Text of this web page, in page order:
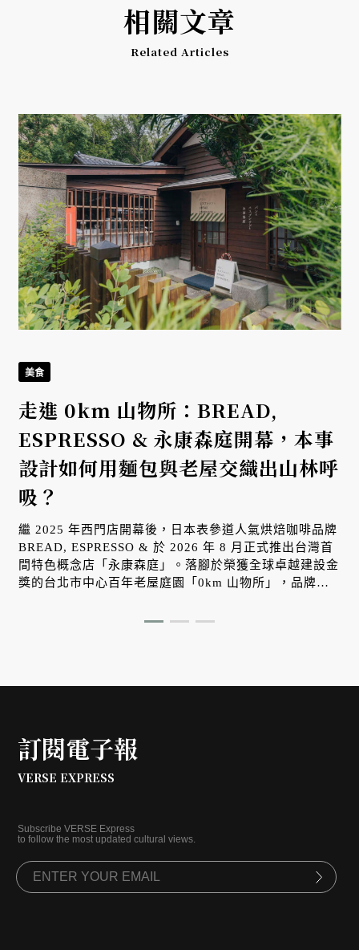
相關文章
Related Articles
美食
走進 0km 山物所：BREAD,
ESPRESSO & 永康森庭開幕，本事
設計如何用麵包與老屋交織出山林呼
吸？
繼 2025 年西門店開幕後，日本表參道人氣烘焙咖啡品牌
BREAD, ESPRESSO & 於 2026 年 8 月正式推出台灣首
間特色概念店「永康森庭」。落腳於榮獲全球卓越建設金
獎的台北市中心百年老屋庭園「0km 山物所」，品牌再
土食材與這座山林老屋揉合出全新的生活空間。
訂閱電子報
VERSE EXPRESS
Subscribe VERSE Express
to follow the most updated cultural views.